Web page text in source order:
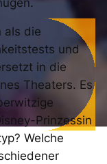
als die
und
in die
Theaters. Es
Prinzessin
Welche